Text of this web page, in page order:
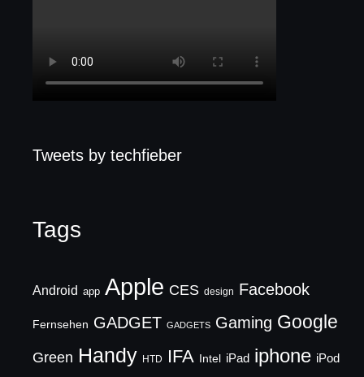
Tweets by techfieber
Tags
Android app Apple CES design Facebook
Fernsehen GADGET GADGETS Gaming Google
Green Handy HTD IFA Intel iPad iphone iPod